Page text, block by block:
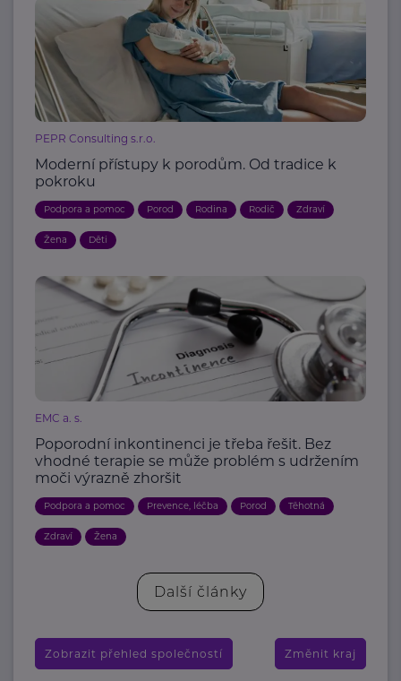
PEPR Consulting s.r.o.
Moderní přístupy k porodům. Od tradice k
pokroku
Podpora a pomoc Porod Rodina Rodič Zdraví
Žena Děti
EMC a. s.
Poporodní inkontinenci je třeba řešit. Bez
vhodné terapie se může problém s udržením
moči výrazně zhoršit
Podpora a pomoc Prevence, léčba Porod Těhotná
Zdraví Žena
Další články
Zobrazit přehled společností Změnit kraj